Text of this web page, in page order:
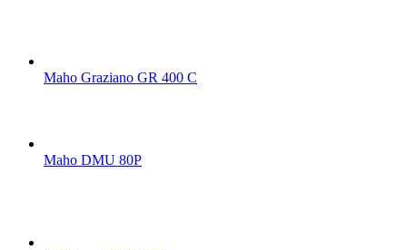
Maho Graziano GR 400 C
Maho DMU 80P